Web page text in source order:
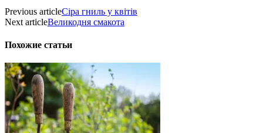
Previous articleСіра гниль у квітів
Next articleВеликодня смакота
Похожие статьи